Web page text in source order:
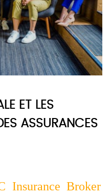
ET LES
ASSURANCES
Insurance Broker